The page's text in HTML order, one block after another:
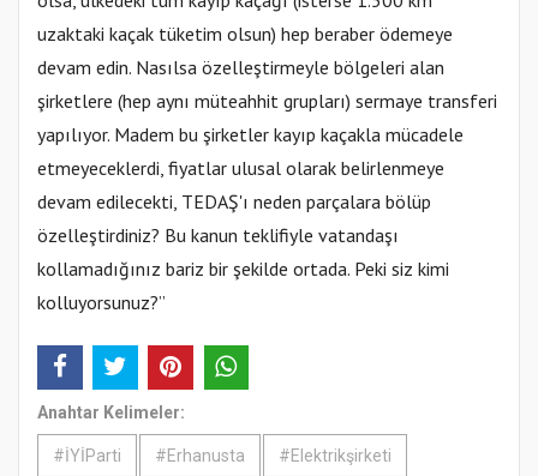
uzaktaki kaçak tüketim olsun) hep beraber ödemeye
devam edin. Nasılsa özelleştirmeyle bölgeleri alan
şirketlere (hep aynı müteahhit grupları) sermaye transferi
yapılıyor. Madem bu şirketler kayıp kaçakla mücadele
etmeyeceklerdi, fiyatlar ulusal olarak belirlenmeye
devam edilecekti, TEDAŞ'ı neden parçalara bölüp
özelleştirdiniz? Bu kanun teklifiyle vatandaşı
kollamadığınız bariz bir şekilde ortada. Peki siz kimi
kolluyorsunuz?”
Anahtar Kelimeler:
#İYİParti #Erhanusta #Elektrikşirketi